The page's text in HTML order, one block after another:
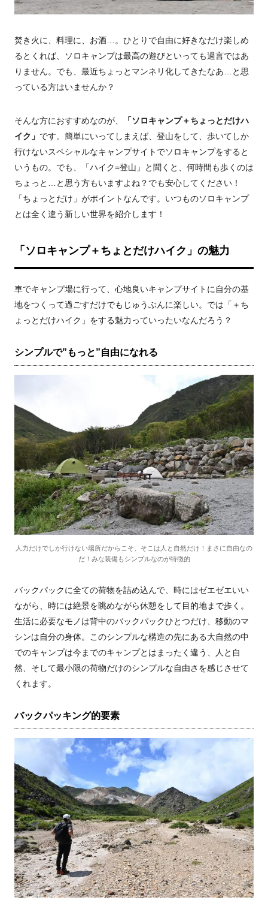
焚き火に、料理に、お酒…。ひとりで自由に好きなだけ楽しめ
るとくれば、ソロキャンプは最高の遊びといっても過言ではあ
りません。でも、最近ちょっとマンネリ化してきたなあ…と思
っている方はいませんか？
そんな方におすすめなのが、
「ソロキャンプ＋ちょっとだけハ
イク」 です。簡単にいってしまえば、登山をして、歩いてしか
行けないスペシャルなキャンプサイトでソロキャンプをすると
いうもの。でも、「ハイク=登山」と聞くと、何時間も歩くのは
ちょっと…と思う方もいますよね？でも安心してください！
「ちょっとだけ」がポイントなんです。いつものソロキャンプ
とは全く違う新しい世界を紹介します！
「ソロキャンプ＋ちょとだけハイク 」の魅力
車でキャンプ場に行って、心地良いキャンプサイトに自分の基
地をつくって過ごすだけでもじゅうぶんに楽しい。では「＋ち
ょっとだけハイク」をする魅力っていったいなんだろう？
シンプルで”もっと”自由になれる
人力だけでしか行けない場所だからこそ、そこは人と自然だけ！まさに自由なの
だ！みな装備もシンプルなのが特徴的
バックパックに全ての荷物を詰め込んで、時にはゼエゼエいい
ながら、時には絶景を眺めながら休憩をして目的地まで歩く。
生活に必要なモノは背中のバックパックひとつだけ、移動のマ
シンは自分の身体。このシンプルな構造の先にある大自然の中
でのキャンプは今までのキャンプとはまったく違う、人と自
然、そして最小限の荷物だけのシンプルな自由さを感じさせて
くれます。
バックパッキング的要素